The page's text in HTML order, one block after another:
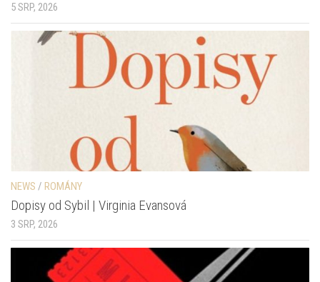
5 SRP, 2026
NEWS / ROMÁNY
Dopisy od Sybil | Virginia Evansová
3 SRP, 2026